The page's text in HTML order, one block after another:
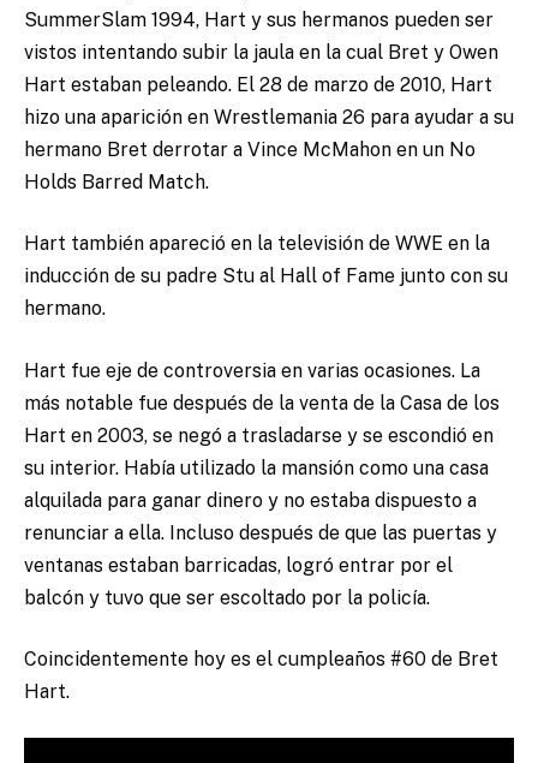
SummerSlam 1994, Hart y sus hermanos pueden ser
vistos intentando subir la jaula en la cual Bret y Owen
Hart estaban peleando. El 28 de marzo de 2010, Hart
hizo una aparición en Wrestlemania 26 para ayudar a su
hermano Bret derrotar a Vince McMahon en un No
Holds Barred Match.
Hart también apareció en la televisión de WWE en la
inducción de su padre Stu al Hall of Fame junto con su
hermano.
Hart fue eje de controversia en varias ocasiones. La
más notable fue después de la venta de la Casa de los
Hart en 2003, se negó a trasladarse y se escondió en
su interior. Había utilizado la mansión como una casa
alquilada para ganar dinero y no estaba dispuesto a
renunciar a ella. Incluso después de que las puertas y
ventanas estaban barricadas, logró entrar por el
balcón y tuvo que ser escoltado por la policía.
Coincidentemente hoy es el cumpleaños #60 de Bret
Hart.